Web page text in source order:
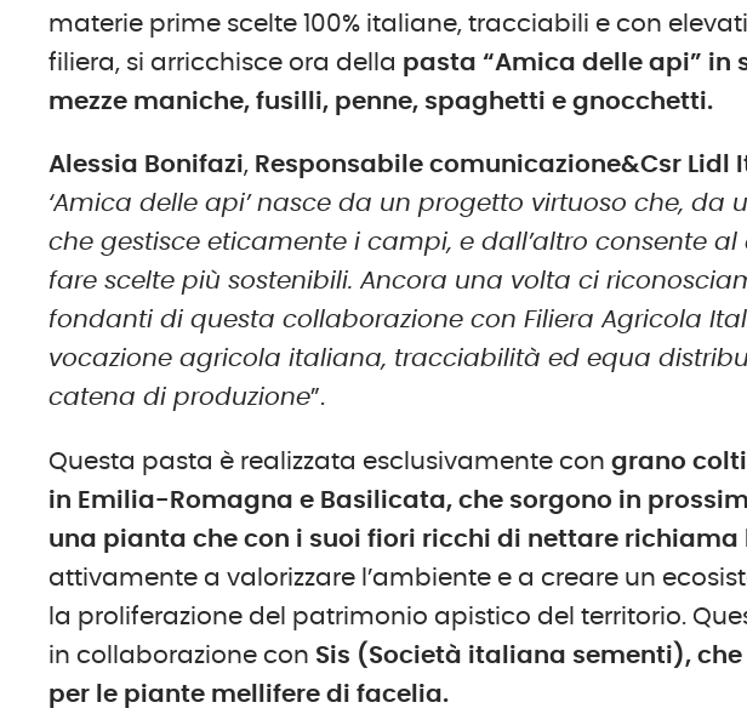
materie prime scelte 100% italiane, tracciabili e con
filiera, si arricchisce ora della pasta “Amica delle api” in
mezze maniche, fusilli, penne, spaghetti e gnocchetti.
Alessia Bonifazi, Responsabile comunicazione&Csr Lidl
‘Amica delle api’ nasce da un progetto virtuoso che, da
che gestisce eticamente i campi, e dall’altro consente
fare scelte più sostenibili. Ancora una volta ci
fondanti di questa collaborazione con Filiera Agricola
vocazione agricola italiana, tracciabilità ed equa
catena di produzione”.
Questa pasta è realizzata esclusivamente congrano
in Emilia-Romagna e Basilicata, che sorgono in
una pianta che con i suoi fiori ricchi di nettare richiama
attivamente a valorizzare l’ambiente e a creare un
la proliferazione del patrimonio apistico del territorio.
in collaborazione con Sis (Società italiana sementi),
per le piante mellifere di facelia.